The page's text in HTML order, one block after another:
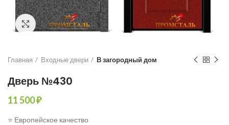
Click to enlarge
Главная Входные двери В загородный дом
Дверь №430
11 500₽
⭐ Европейское качество